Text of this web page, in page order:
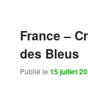
France –
des Bleus
Publié le15 juillet